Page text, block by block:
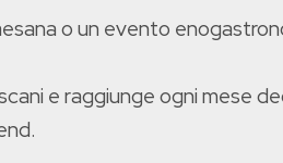
o un evento
e raggiunge ogni mese